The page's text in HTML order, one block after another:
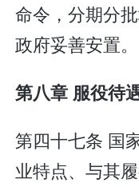
命令，分期分
政府妥善安置。
第八章 服役待
第四十七条 国
业特点、与其